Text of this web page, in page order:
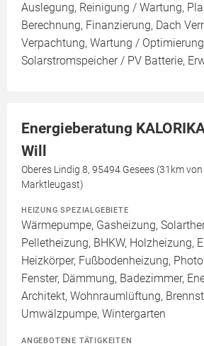
Auslegung, Reinigung / Wartung,
Berechnung, Finanzierung, Dach
Verpachtung, Wartung /
Solarstromspeicher / PV Batterie,
Energieberatung
Will
Oberes Lindig 8, 95494 Gesees (31km
Marktleugast)
HEIZUNG SPEZIALGEBIETE
Wärmepumpe, Gasheizung,
Pelletheizung, BHKW, Holzheizung,
Heizkörper, Fußbodenheizung,
Fenster, Dämmung, Badezimmer,
Architekt, Wohnraumlüftung,
Umwälzpumpe, Wintergarten
ANGEBOTENE TÄTIGKEITEN